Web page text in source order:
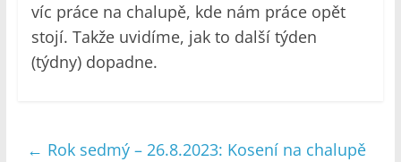
víc práce na chalupě, kde nám práce opět
stojí. Takže uvidíme, jak to další týden
(týdny) dopadne.
← Rok sedmý – 26.8.2023: Kosení na chalupě